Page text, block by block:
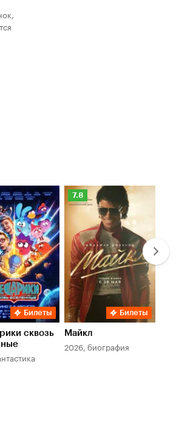
Билеты
сквозь
Рейтинг
Кинопоиска
7.8
Билеты
Майкл
2026, биография